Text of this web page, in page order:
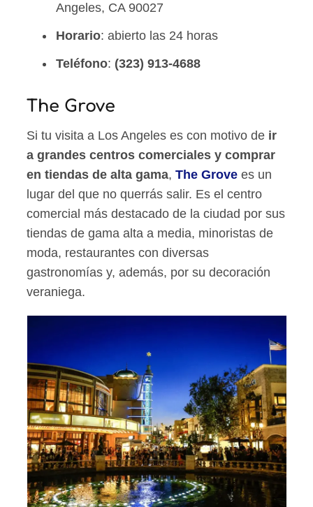
Angeles, CA 90027
Horario: abierto las 24 horas
Teléfono: (323) 913-4688
The Grove
Si tu visita a Los Angeles es con motivo de ir
a grandes centros comerciales y comprar
en tiendas de alta gama,The Grove es un
lugar del que no querrás salir. Es el centro
comercial más destacado de la ciudad por sus
tiendas de gama alta a media, minoristas de
moda, restaurantes con diversas
gastronomías y, además, por su decoración
veraniega.